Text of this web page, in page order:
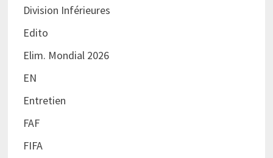
Division Inférieures
Edito
Elim. Mondial 2026
EN
Entretien
FAF
FIFA